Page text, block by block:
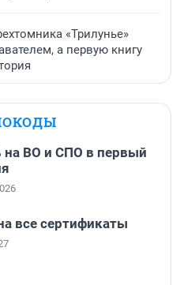
«Трилунье»
а первую книгу
на ВО и СПО в первый
все сертификаты